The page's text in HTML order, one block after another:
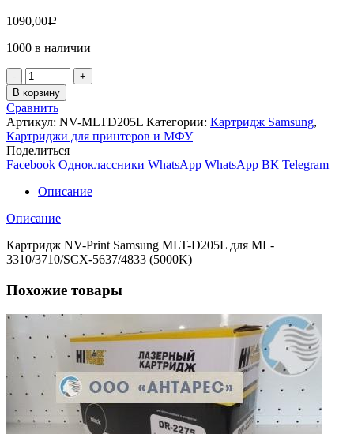
1090,00Р
1000 в наличии
Количество
товара
Картридж
NV-
Print
MLT-
D205L
для
Samsung
ML-
3310/3710/SCX-
(5000K)
В корзину
Сравнить
Артикул: NV-MLTD205L Категории: Картридж Samsung,
Картриджи для принтеров и МФУ
Поделиться
Facebook Одноклассники WhatsApp WhatsApp ВК Telegram
Описание
Описание
Картридж NV-Print Samsung MLT-D205L для ML-
3310/3710/SCX-5637/4833 (5000K)
Похожие товары